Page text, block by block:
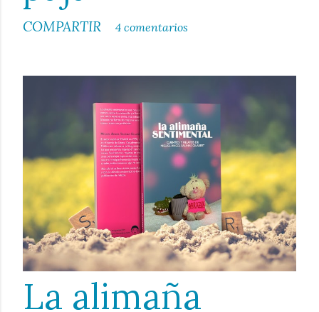
COMPARTIR 4 comentarios
La alimaña